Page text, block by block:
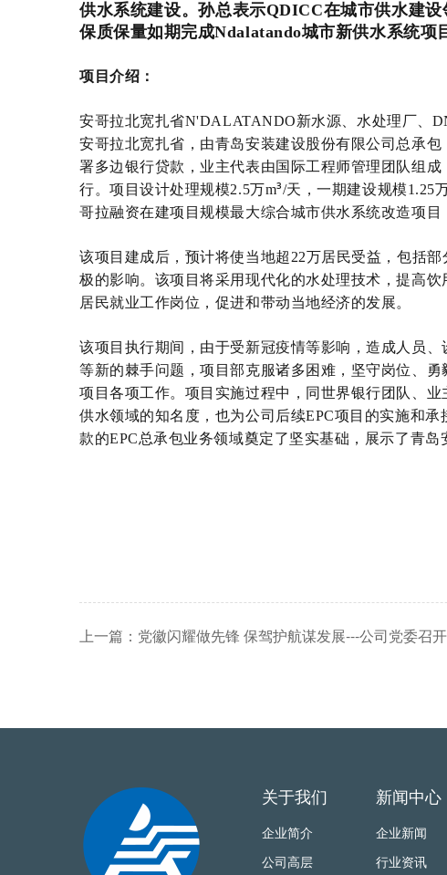
供水系统建设。孙总表示QDICC在城市供水建
保质保量如期完成Ndalatando城市新供水系统项
项目介绍：
安哥拉北宽扎省N'DALATANDO新水源、水处理厂、
安哥拉北宽扎省，由青岛安装建设股份有限公司总承
署多边银行贷款，业主代表由国际工程师管理团队组成
行。项目设计处理规模2.5万m³/天，一期建设规模1.25
哥拉融资在建项目规模最大综合城市供水系统改造项目
该项目建成后，预计将使当地超 22万居民受益，包括
极的影响。该项目将采用现代化的水处理技术，提高
居民就业工作岗位，促进和带动当地经济的发展。
该项目执行期间，由于受新冠疫情等影响，造成人员
等新的棘手问题，项目部克服诸多困难，坚守岗位、
项目各项工作。项目实施过程中，同世界银行团队、
供水领域的知名度，也为公司后续EPC项目的实施和承
款的EPC总承包业务领域奠定了坚实基础，展示了青岛
关于我们
企业简介
公司高层
新闻中心
企业新闻
行业资讯